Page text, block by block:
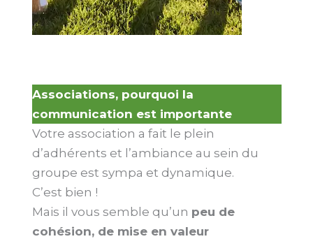
Associations, pourquoi la
communication est importante
Votre association a fait le plein
d’adhérents et l’ambiance au sein du
groupe est sympa et dynamique.
C’est bien !
Mais il vous semble qu’un peu de
cohésion, de mise en valeur